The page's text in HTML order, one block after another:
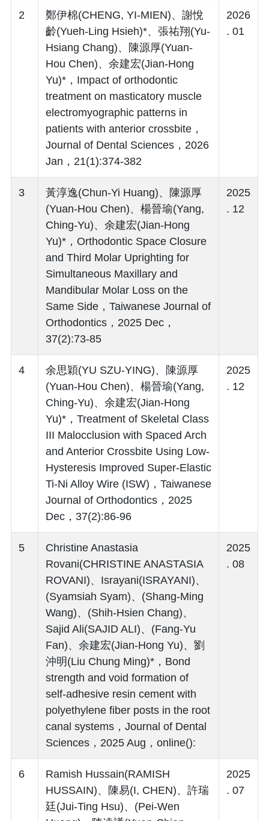
2
鄭伊棉(CHENG, YI-MIEN)、謝悅
齡(Yueh-Ling Hsieh)*、張祐翔(Yu-
Hsiang Chang)、陳源厚(Yuan-
Hou Chen)、余建宏(Jian-Hong
Yu)*，Impact of orthodontic
treatment on masticatory muscle
electromyographic patterns in
patients with anterior crossbite，
Journal of Dental Sciences，2026
Jan，21(1):374-382
2026
. 01
3
黃淳逸(Chun-Yi Huang)、陳源厚
(Yuan-Hou Chen)、楊晉瑜(Yang,
Ching-Yu)、余建宏(Jian-Hong
Yu)*，Orthodontic Space Closure
and Third Molar Uprighting for
Simultaneous Maxillary and
Mandibular Molar Loss on the
Same Side，Taiwanese Journal of
Orthodontics，2025 Dec，
37(2):73-85
2025
. 12
4
余思穎(YU SZU-YING)、陳源厚
(Yuan-Hou Chen)、楊晉瑜(Yang,
Ching-Yu)、余建宏(Jian-Hong
Yu)*，Treatment of Skeletal Class
III Malocclusion with Spaced Arch
and Anterior Crossbite Using Low-
Hysteresis Improved Super-Elastic
Ti-Ni Alloy Wire (ISW)，Taiwanese
Journal of Orthodontics，2025
Dec，37(2):86-96
2025
. 12
5
Christine Anastasia
Rovani(CHRISTINE ANASTASIA
ROVANI)、Israyani(ISRAYANI)、
(Syamsiah Syam)、(Shang-Ming
Wang)、(Shih-Hsien Chang)、
Sajid Ali(SAJID ALI)、(Fang-Yu
Fan)、余建宏(Jian-Hong Yu)、劉
沖明(Liu Chung Ming)*，Bond
strength and void formation of
self-adhesive resin cement with
polyethylene fiber posts in the root
canal systems，Journal of Dental
Sciences，2025 Aug，online():
2025
. 08
6
Ramish Hussain(RAMISH
HUSSAIN)、陳易(I, CHEN)、許瑞
廷(Jui-Ting Hsu)、(Pei-Wen
2025
. 07